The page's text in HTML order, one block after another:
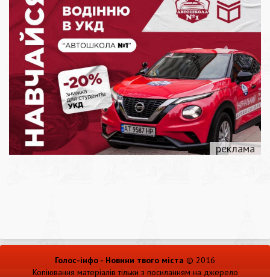
Голос-інфо - Новини твого міста © 2016
Копіювання матеріалів тільки з посиланням на джерело